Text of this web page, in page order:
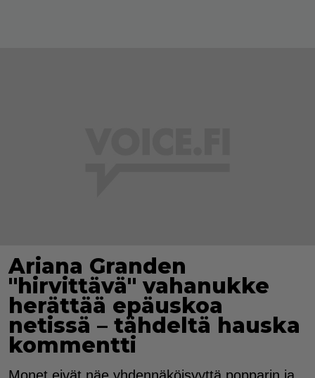
Ariana Granden
"hirvittävä" vahanukke
herättää epäuskoa
netissä – tähdeltä hauska
kommentti